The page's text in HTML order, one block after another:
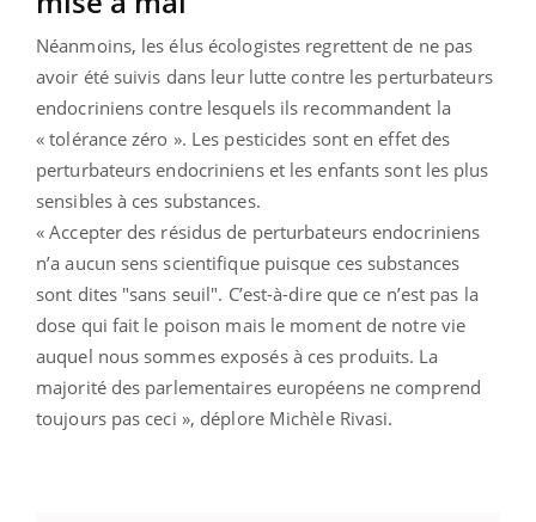
Néanmoins, les élus écologistes regrettent de ne pas
avoir été suivis dans leur lutte contre les perturbateurs
endocriniens contre lesquels ils recommandent la
« tolérance zéro ». Les pesticides sont en effet des
perturbateurs endocriniens et les enfants sont les plus
sensibles à ces substances.
« Accepter des résidus de perturbateurs endocriniens
n’a aucun sens scientifique puisque ces substances
sont dites "sans seuil". C’est-à-dire que ce n’est pas la
dose qui fait le poison mais le moment de notre vie
auquel nous sommes exposés à ces produits. La
majorité des parlementaires européens ne comprend
toujours pas ceci », déplore Michèle Rivasi.